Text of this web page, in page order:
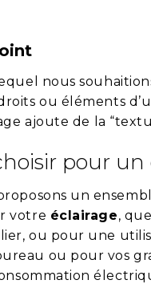
nous
ou éléments
ajoute de la
pour un
un
votre éclairage,
ou pour une
ou pour vos